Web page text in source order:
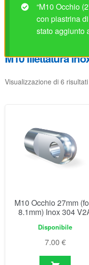
“M10 Occhio
con piastrina
stato aggiunto
M10 filettatura
Visualizzazione di 6 risultati
M10 Occhio 27mm
8.1mm) Inox 304
Disponibile
7.00 €